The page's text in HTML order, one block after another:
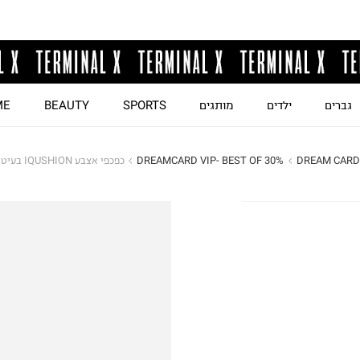
גברים ילדים מותגים SPORTS
BEAUTY
DREAM
DREAMCARD VIP- BEST OF 30% כפכפי אצבע IQUSHION בעיטור נצנצים / נשים